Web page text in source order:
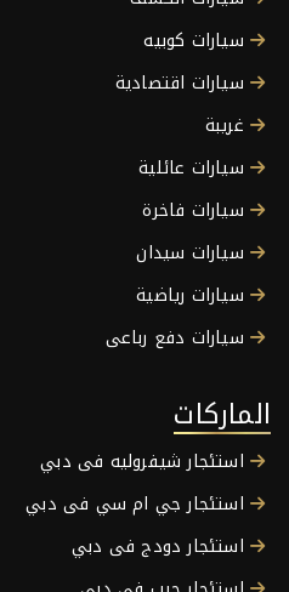
سيارات كوبيه
سيارات اقتصادية
غريبة
سيارات عائلية
سيارات فاخرة
سيارات سيدان
سيارات رياضية
سيارات دفع رباعى
الماركات
استئجار شيفروليه فى دبي
استئجار جي ام سي فى دبي
استئجار دودج فى دبي